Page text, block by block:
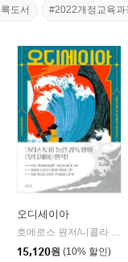
도서 #2022개정교육과
피시
오디세이아
호메로스 원저/니콜라 친퀘티 글/데시데리아 귀치아르디니 그림/이승수 역
15,120원 (10% 할인)